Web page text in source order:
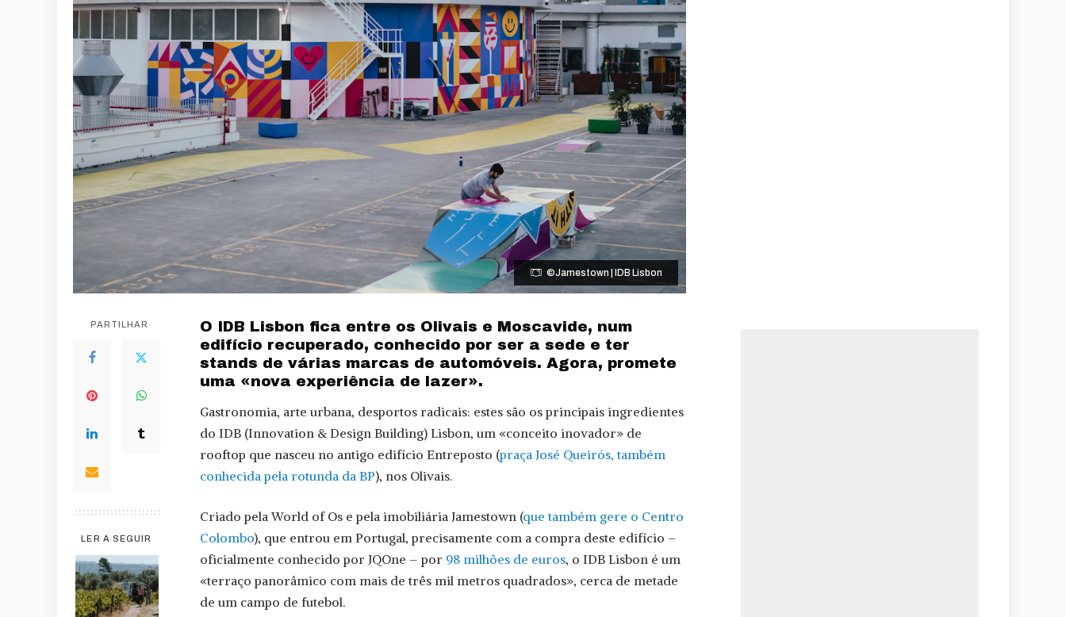
©Jamestown | IDB Lisbon
PARTILHAR
LER A SEGUIR
O IDB Lisbon fica entre os Olivais e Moscavide, num
edifício recuperado, conhecido por ser a sede e ter
stands de várias marcas de automóveis. Agora, promete
uma «nova experiência de lazer».
Gastronomia, arte urbana, desportos radicais: estes são os principais ingredientes
do IDB (Innovation & Design Building) Lisbon, um «conceito inovador» de
rooftop que nasceu no antigo edifício Entreposto (praça José Queirós, também
conhecida pela rotunda da BP), nos Olivais.
Criado pela World of Os e pela imobiliária Jamestown (que também gere o Centro
Colombo), que entrou em Portugal, precisamente com a compra deste edifício –
oficialmente conhecido por JQOne – por 98 milhões de euros, o IDB Lisbon é um
«terraço panorâmico com mais de três mil metros quadrados», cerca de metade
de um campo de futebol.